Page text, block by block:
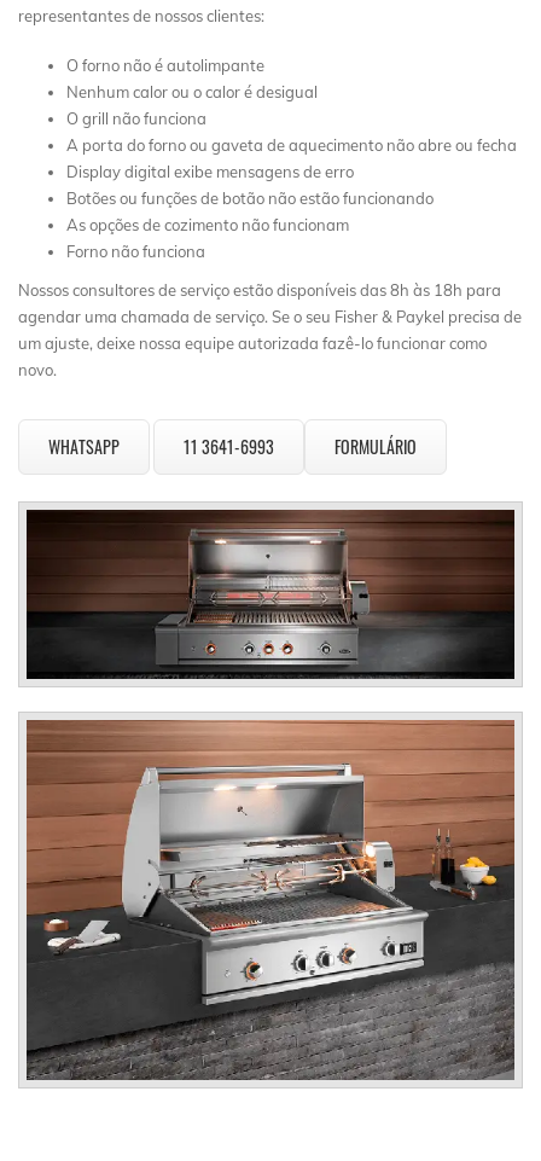
representantes de nossos clientes:
O forno não é autolimpante
Nenhum calor ou o calor é desigual
O grill não funciona
A porta do forno ou gaveta de aquecimento não abre ou fecha
Display digital exibe mensagens de erro
Botões ou funções de botão não estão funcionando
As opções de cozimento não funcionam
Forno não funciona
Nossos consultores de serviço estão disponíveis das 8h às 18h para
agendar uma chamada de serviço. Se o seu Fisher & Paykel precisa de
um ajuste, deixe nossa equipe autorizada fazê-lo funcionar como
novo.
WHATSAPP 11 3641-6993 FORMULÁRIO